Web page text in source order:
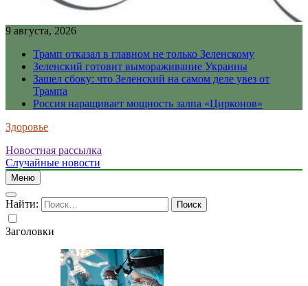
9 августа, 2026
Трамп отказал в главном не только Зеленскому
Зеленский готовит вымораживание Украины
Зашел сбоку: что Зеленский на самом деле увез от
Трампа
Россия наращивает мощность залпа «Цирконов»
Здоровье
Новостная рассылка
Случайные новости
Меню
Найти:
Заголовки